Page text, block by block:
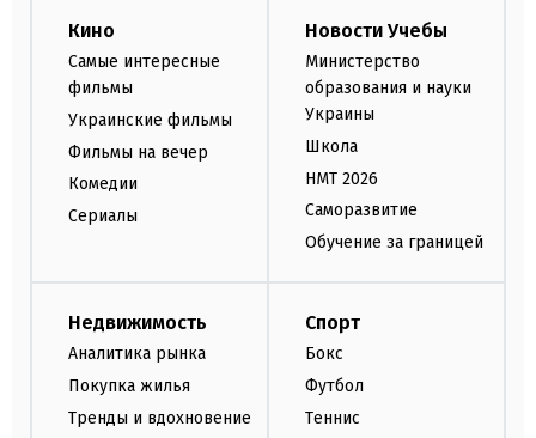
Кино
Самые интересные
фильмы
Украинские фильмы
Фильмы на вечер
Комедии
Сериалы
Новости Учебы
Министерство
образования и науки
Украины
Школа
НМТ 2026
Саморазвитие
Обучение за границей
Недвижимость
Аналитика рынка
Покупка жилья
Тренды и вдохновение
Спорт
Бокс
Футбол
Теннис